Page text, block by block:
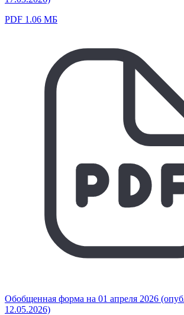
PDF 1.06 МБ
Обобщенная форма на 01 апреля 2026
12.05.2026)